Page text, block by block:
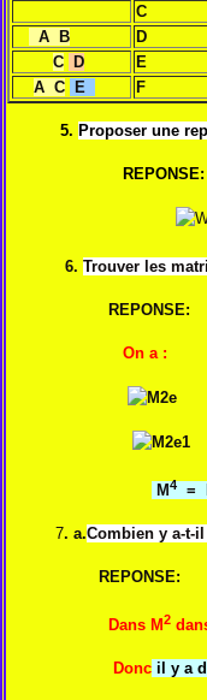
C
A B
D
C
D E
A C
E F
5. Proposer une
REPONSE:
6. Trouver les
REPONSE:
On a :
M4 =
7. a.Combien y a-t-
REPONSE:
Dans M2
Donc il y a